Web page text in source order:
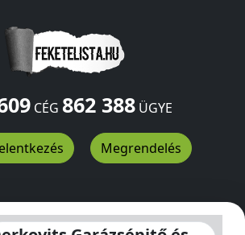
CÉG 862 388ÜGYE
Megrendelés
és Fenntartó Szövetkezet